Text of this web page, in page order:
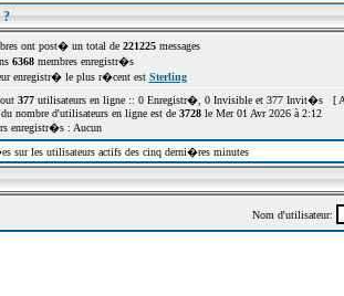
?
ont post� un total de 221225messages
6368membres enregistr�s
enregistr� le plus r�cent est Sterling
377utilisateurs en ligne :: 0 Enregistr�, 0 Invisible et 377 Invit�s [
nombre d'utilisateurs en ligne est de 3728le Mer 01 Avr 2026 à 2:12
enregistr�s : Aucun
sur les utilisateurs actifs des cinq derni�res minutes
Nom d'utilisateur: